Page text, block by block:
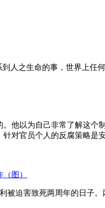
人之生命的事，世界上任
他以为自己非常了解这个
对官员个人的反腐策略是安
图）
被迫害致死两周年的日子